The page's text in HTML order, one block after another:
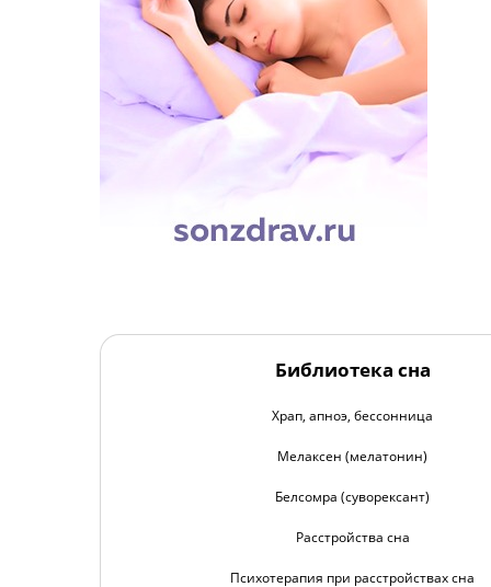
Библиотека сна
Храп, апноэ, бессонница
Мелаксен (мелатонин)
Белсомра (суворексант)
Расстройства сна
Психотерапия при расстройствах сна